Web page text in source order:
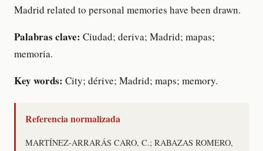
Madrid related to personal memories have been drawn.
Palabras clave: Ciudad; deriva; Madrid; mapas;
memoria.
Key words: City; dérive; Madrid; maps; memory.
Referencia normalizada
MARTÍNEZ-ARRARÁS CARO, C.; RABAZAS ROMERO,